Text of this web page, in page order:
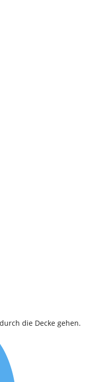
die Decke gehen.